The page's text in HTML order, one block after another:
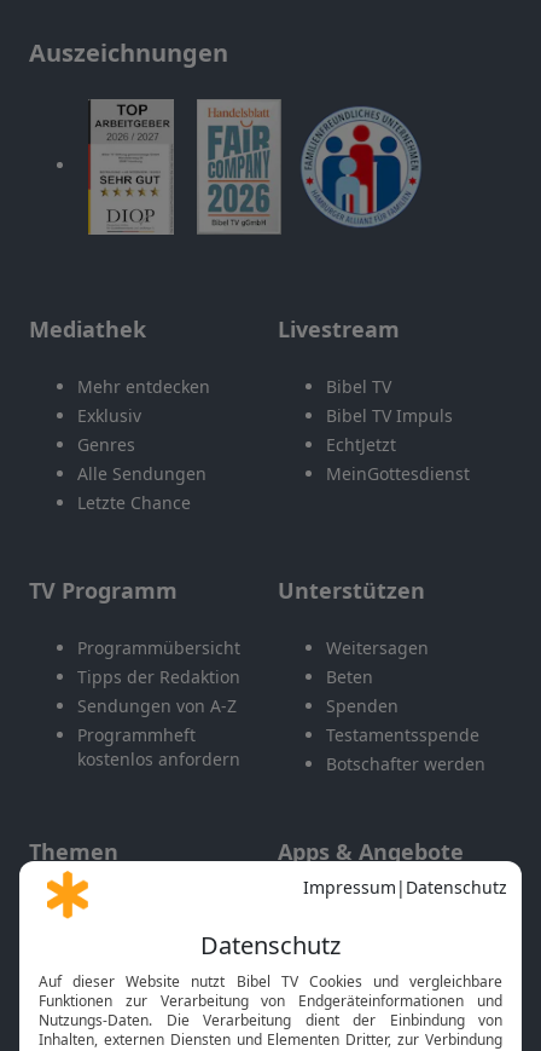
Auszeichnungen
Mediathek
Mehr entdecken
Exklusiv
Genres
Alle Sendungen
Letzte Chance
Livestream
Bibel TV
Bibel TV Impuls
EchtJetzt
MeinGottesdienst
TV Programm
Programmübersicht
Tipps der Redaktion
Sendungen von A-Z
Programmheft
kostenlos anfordern
Unterstützen
Weitersagen
Beten
Spenden
Testamentsspende
Botschafter werden
Themen
Gott und Bibel erklärt
Neuigkeiten
Apps & Angebote
Mobile App
Smart TV
HbbTV